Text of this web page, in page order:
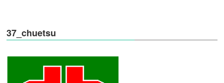
37_chuetsu